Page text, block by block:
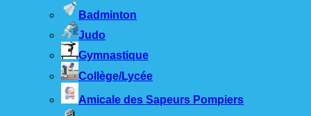
Badminton
Judo
Gymnastique
Collège/Lycée
Amicale des Sapeurs Pompiers